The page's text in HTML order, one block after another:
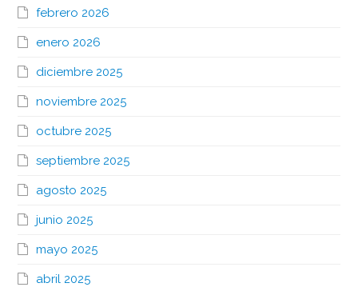
febrero 2026
enero 2026
diciembre 2025
noviembre 2025
octubre 2025
septiembre 2025
agosto 2025
junio 2025
mayo 2025
abril 2025